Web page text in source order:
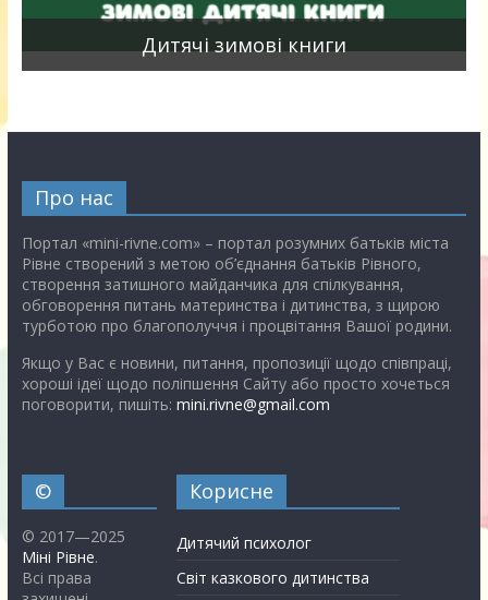
Дитячі зимові книги
Про нас
Портал «mini-rivne.com» – портал розумних батьків міста
Рівне створений з метою об’єднання батьків Рівного,
створення затишного майданчика для спілкування,
обговорення питань материнства і дитинства, з щирою
турботою про благополуччя і процвітання Вашої родини.
Якщо у Вас є новини, питання, пропозиції щодо співпраці,
хороші ідеї щодо поліпшення Сайту або просто хочеться
поговорити, пишіть: mini.rivne@gmail.com
©
© 2017—2025
Міні Рівне.
Всі права
Корисне
Дитячий психолог
Світ казкового дитинства